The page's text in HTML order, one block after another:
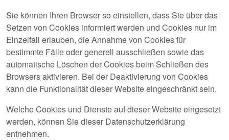
Sie können Ihren Browser so einstellen, dass Sie über das
Setzen von Cookies informiert werden und Cookies nur im
Einzelfall erlauben, die Annahme von Cookies für
bestimmte Fälle oder generell ausschließen sowie das
automatische Löschen der Cookies beim Schließen des
Browsers aktivieren. Bei der Deaktivierung von Cookies
kann die Funktionalität dieser Website eingeschränkt sein.
Welche Cookies und Dienste auf dieser Website eingesetzt
werden, können Sie dieser Datenschutzerklärung
entnehmen.